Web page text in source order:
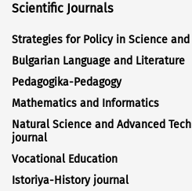
Scientific Journals
Strategies for Policy in Science
Bulgarian Language and Literature
Pedagogika-Pedagogy
Mathematics and Informatics
Natural Science and Advanced
journal
Vocational Education
Istoriya-History journal